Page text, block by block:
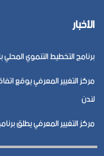
الأخبار
برنامج التخطيط التنموي
مركز التغيير المعرفي يوقع
لندن
مركز التغيير المعرفي يطلق